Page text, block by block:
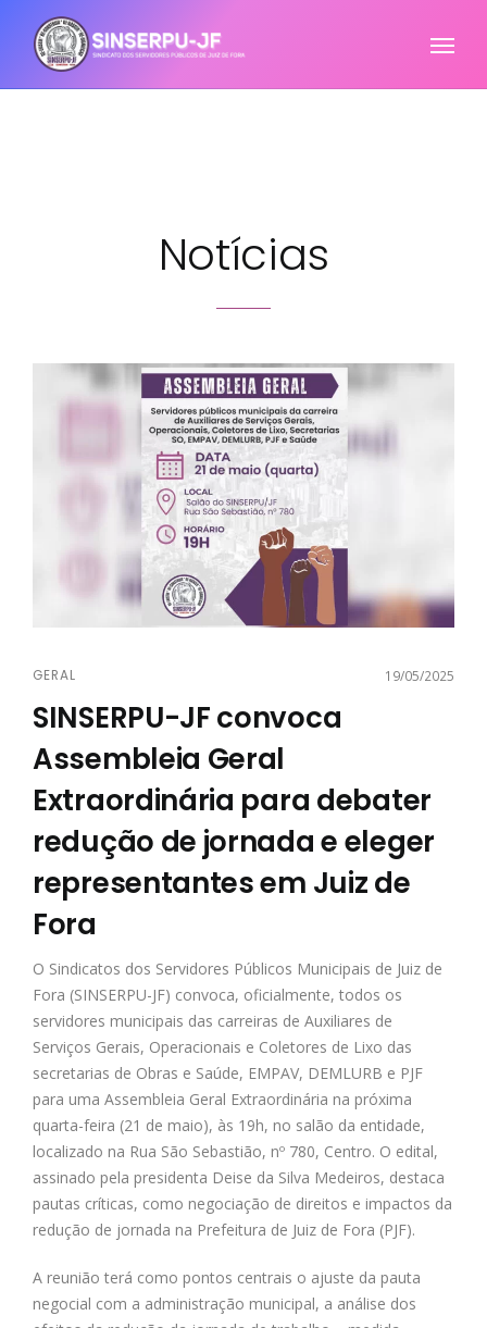
Notícias
GERAL 19/05/2025
SINSERPU-JF convoca
Assembleia Geral
Extraordinária para debater
redução de jornada e eleger
representantes em Juiz de
Fora
O Sindicatos dos Servidores Públicos Municipais de Juiz de
Fora (SINSERPU-JF) convoca, oficialmente, todos os
servidores municipais das carreiras de Auxiliares de
Serviços Gerais, Operacionais e Coletores de Lixo das
secretarias de Obras e Saúde, EMPAV, DEMLURB e PJF
para uma Assembleia Geral Extraordinária na próxima
quarta-feira (21 de maio), às 19h, no salão da entidade,
localizado na Rua São Sebastião, nº 780, Centro. O edital,
assinado pela presidenta Deise da Silva Medeiros, destaca
pautas críticas, como negociação de direitos e impactos da
redução de jornada na Prefeitura de Juiz de Fora (PJF).
A reunião terá como pontos centrais o ajuste da pauta
negocial com a administração municipal, a análise dos